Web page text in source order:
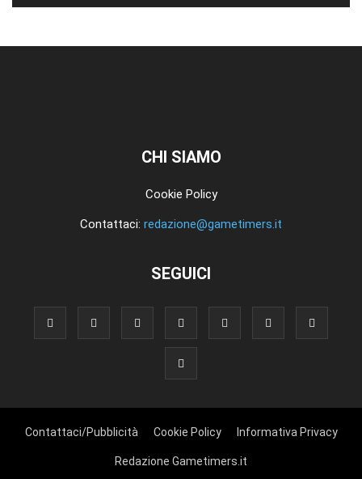
CHI SIAMO
Cookie Policy
Contattaci: redazione@gametimers.it
SEGUICI
Contattaci/Pubblicità Cookie Policy Informativa Privacy
Redazione Gametimers.it